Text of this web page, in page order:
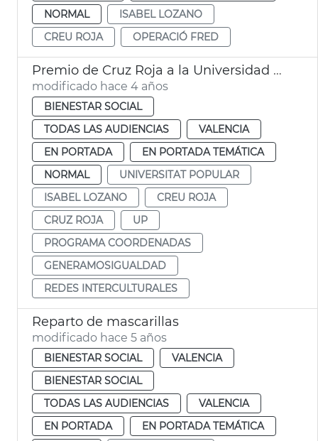
NORMAL
ISABEL LOZANO
CREU ROJA
OPERACIÓ FRED
Premio de Cruz Roja a la Universidad Popular
modificado hace 4 años
BIENESTAR SOCIAL
TODAS LAS AUDIENCIAS
VALENCIA
EN PORTADA
EN PORTADA TEMÁTICA
NORMAL
UNIVERSITAT POPULAR
ISABEL LOZANO
CREU ROJA
CRUZ ROJA
UP
PROGRAMA COORDENADAS
GENERAMOSIGUALDAD
REDES INTERCULTURALES
Reparto de mascarillas
modificado hace 5 años
BIENESTAR SOCIAL
VALENCIA
BIENESTAR SOCIAL
TODAS LAS AUDIENCIAS
VALENCIA
EN PORTADA
EN PORTADA TEMÁTICA